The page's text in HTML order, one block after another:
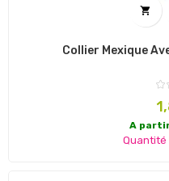

Collier Mexique
A partir
Quantité